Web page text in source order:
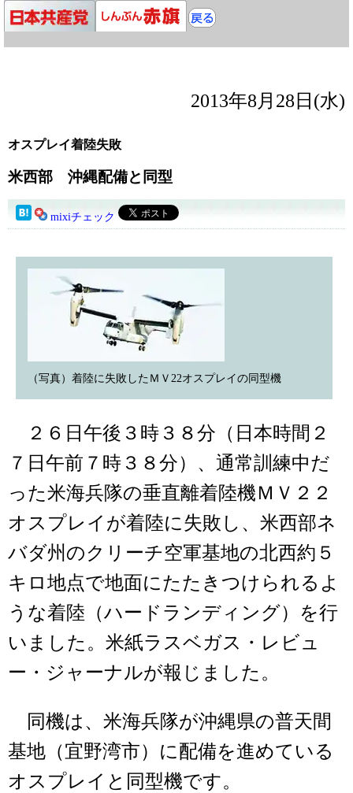
2013年8月28日(水)
オスプレイ着陸失敗
米西部 沖縄配備と同型
mixiチェック
（写真）着陸に失敗したＭＶ22オスプレイの同型機
２６日午後３時３８分（日本時間２
７日午前７時３８分）、通常訓練中だ
った米海兵隊の垂直離着陸機ＭＶ２２
オスプレイが着陸に失敗し、米西部ネ
バダ州のクリーチ空軍基地の北西約５
キロ地点で地面にたたきつけられるよ
うな着陸（ハードランディング）を行
いました。米紙ラスベガス・レビュ
ー・ジャーナルが報じました。
同機は、米海兵隊が沖縄県の普天間
基地（宜野湾市）に配備を進めている
オスプレイと同型機です。